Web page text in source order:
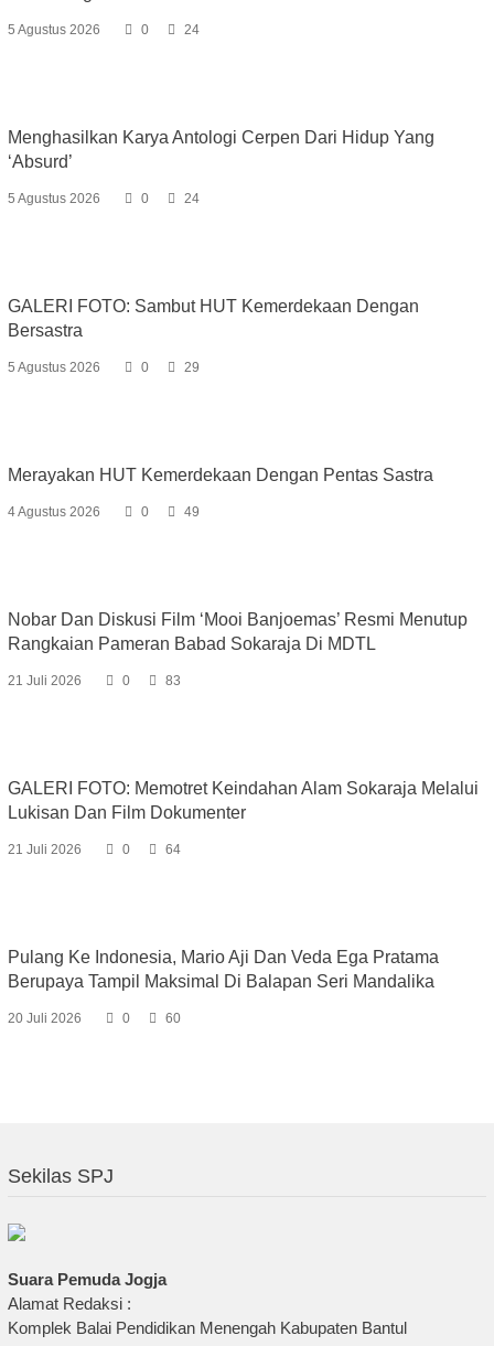
5 Agustus 2026 0 24
Menghasilkan Karya Antologi Cerpen Dari Hidup Yang
‘Absurd’
5 Agustus 2026 0 24
GALERI FOTO: Sambut HUT Kemerdekaan Dengan
Bersastra
5 Agustus 2026 0 29
Merayakan HUT Kemerdekaan Dengan Pentas Sastra
4 Agustus 2026 0 49
Nobar Dan Diskusi Film ‘Mooi Banjoemas’ Resmi Menutup
Rangkaian Pameran Babad Sokaraja Di MDTL
21 Juli 2026 0 83
GALERI FOTO: Memotret Keindahan Alam Sokaraja Melalui
Lukisan Dan Film Dokumenter
21 Juli 2026 0 64
Pulang Ke Indonesia, Mario Aji Dan Veda Ega Pratama
Berupaya Tampil Maksimal Di Balapan Seri Mandalika
20 Juli 2026 0 60
Sekilas SPJ
Suara Pemuda Jogja
Alamat Redaksi :
Komplek Balai Pendidikan Menengah Kabupaten Bantul